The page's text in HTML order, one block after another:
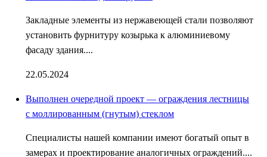
Закладные элементы из нержавеющей стали позволяют
установить фурнитуру козырька к алюминиевому
фасаду здания....
22.05.2024
Выполнен очередной проект — ограждения лестницы
с моллированным (гнутым) стеклом
Специалисты нашей компании имеют богатый опыт в
замерах и проектирование аналогичных ограждений....